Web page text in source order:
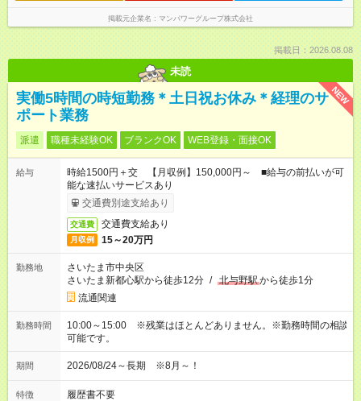
掲載元企業名 マンパワーグループ株式会社
掲載日：2026.08.08
未読
NEW
実働5時間の時短勤務＊土日祝お休み＊経理のサ
ポート業務
派遣 職種未経験OK ブランクOK WEB登録・面接OK
給与
時給1500円＋交 【月収例】150,000円～ ■給与の前払いが可
能な速払いサービスあり
交通費別途支給あり
交通費 交通費支給あり
月収例 15～20万円
勤務地
さいたま市中央区
さいたま新都心駅から徒歩12分 / 北与野駅から徒歩1分
流通関連
勤務時間
10:00～15:00 ※残業はほとんどありません。※勤務時間の相談
可能です。
期間 2026/08/24～長期 ※8月～！
特徴 履歴書不要